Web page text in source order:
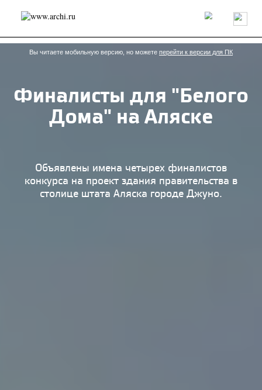
Россия Мир Технологии Интерьер Пресса
Архитекторы
Проекты
Конкурсы События Книги Вакансии
send.project Анонсы конкурсов
Блог
Интервью Исследование
Объект
Результаты конкурса
Книги
Наследие Образование
Урбанистика
Эко
Вы читаете мобильную версию, но можете перейти к версии для ПК
Финалисты для "Белого
Дома" на Аляске
Объявлены имена четырех финалистов
конкурса на проект здания правительства в
столице штата Аляска городе Джуно.